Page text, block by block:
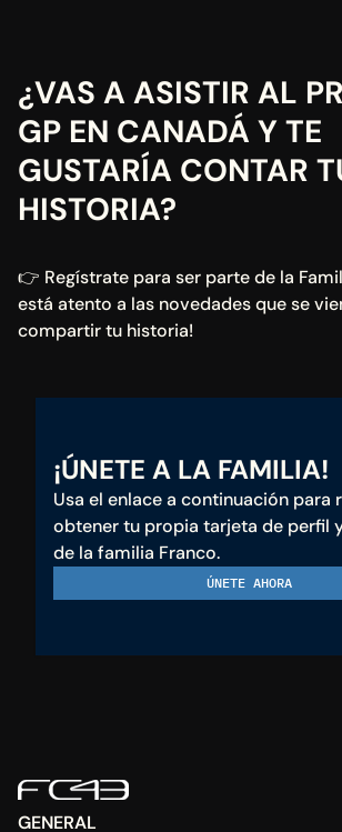
¿VAS A ASISTIR AL
GP EN CANADÁ Y TE
GUSTARÍA CONTAR
HISTORIA?
👉 Regístrate para ser parte de la
está atento a las novedades que se
compartir tu historia!
¡ÚNETE A LA FAMILIA!
Usa el enlace a continuación para
obtener tu propia tarjeta de perfil
de la familia Franco.
ÚNETE AHORA
GENERAL